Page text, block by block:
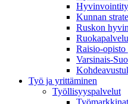
Kunnan
Ruskon
Raisio-opisto
Varsinais-
Työ ja yrittäminen
Työllisyyspalvelut